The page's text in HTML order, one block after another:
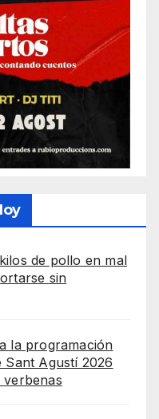
de pollo en mal
sin
la programación
Sant Agustí 2026
verbenas